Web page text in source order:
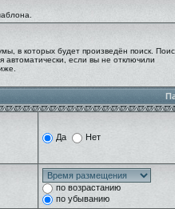
в которых будет произведён поиск.
автоматически, если вы не отключили
Да Нет
по возрастанию
по убыванию